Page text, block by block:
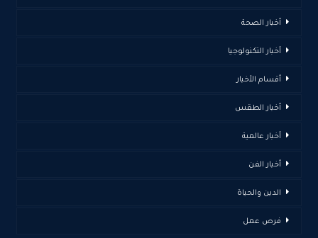
أخبار الصحة
أخبار التكنولوجيا
أقسام الأخبار
أخبار الطقس
أخبار عالمية
أخبار الفن
الدين والحياة
فرص عمل